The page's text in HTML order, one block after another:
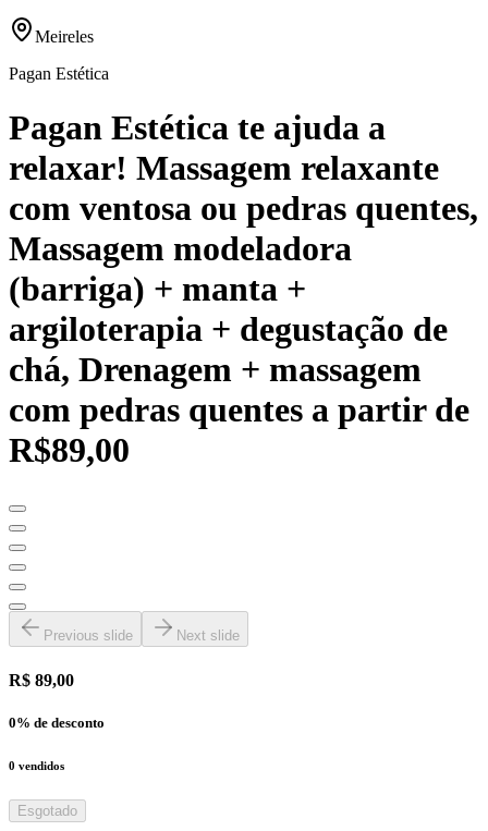
Meireles
Pagan Estética
Pagan Estética te ajuda a
relaxar! Massagem relaxante
com ventosa ou pedras quentes,
Massagem modeladora
(barriga) + manta +
argiloterapia + degustação de
chá, Drenagem + massagem
com pedras quentes a partir de
R$89,00
Previous slide Next slide
R$ 89,00
0% de desconto
0 vendidos
Esgotado